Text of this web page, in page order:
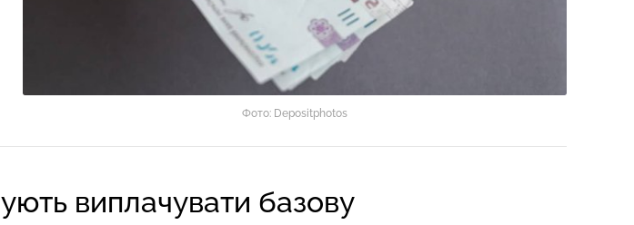
Фото: Depositphotos
виплачувати базову